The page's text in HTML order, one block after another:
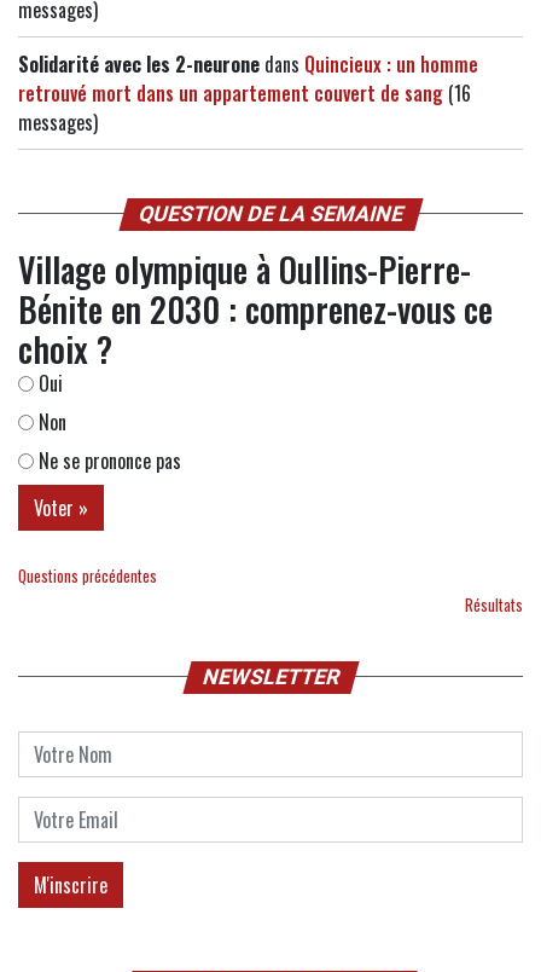
messages)
Solidarité avec les 2-neurone dans Quincieux : un homme
retrouvé mort dans un appartement couvert de sang (16
messages)
QUESTION DE LA SEMAINE
Village olympique à Oullins-Pierre-
Bénite en 2030 : comprenez-vous ce
choix ?
Oui
Non
Ne se prononce pas
Questions précédentes
Résultats
NEWSLETTER